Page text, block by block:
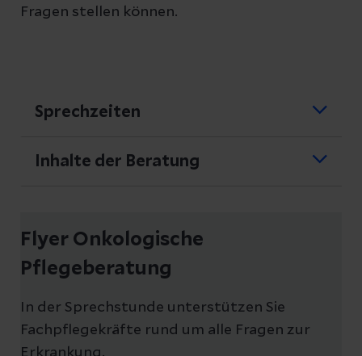
Fragen stellen können.
Sprechzeiten
Telefon
(05121) 894-1236
(05121) 894-5155
Ort
Inhalte der Beratung
Empfehlungen und Tipps bei
Nebenwirkungen und Symptomen
Ablauf einer Therapie (Chemo-,
Strahlen-, Antikörpertherapie)
Flyer Onkologische
Pflegeberatung
In der Sprechstunde unterstützen Sie
Fachpflegekräfte rund um alle Fragen zur
Erkrankung.